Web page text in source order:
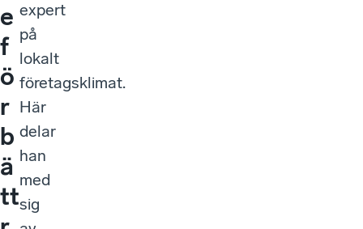
e
f
ö
r
b
ä
tt
expert
på
lokalt
företagsklimat.
Här
delar
han
med
sig